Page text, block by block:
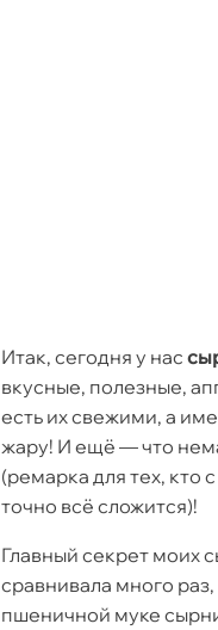
Итак, сегодня у нас
вкусные, полезные,
есть их свежими, а
жару! И ещё — что
(ремарка для тех, кто
точно всё сложится)!
Главный секрет моих
сравнивала много
пшеничной муке